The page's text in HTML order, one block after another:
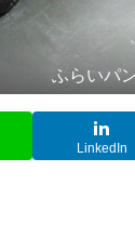
ふらいパ
LinkedIn